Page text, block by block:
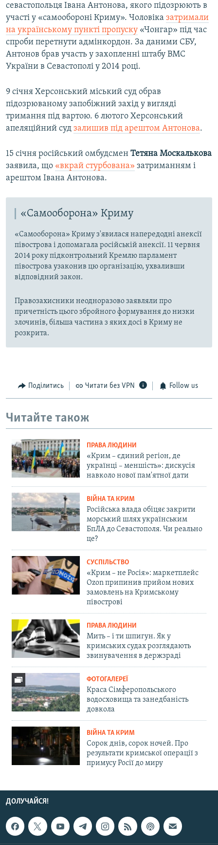
севастопольця Івана Антонова, якого підозрюють в
участі у «самообороні Криму». Чоловіка затримали
на українському пункті пропуску «Чонгар» під час
спроби перетнути адмінкордон. За даними СБУ,
Антонов брав участь у захопленні штабу ВМС
України в Севастополі у 2014 році.
9 січня Херсонський міський суд обрав
підозрюваному запобіжний захід у вигляді
тримання під вартою. 6 лютого Херсонський
апеляційний суд залишив під арештом Антонова.
15 січня російський омбудсмен Тетяна Москалькова
заявила, що «вкрай стурбована» затриманням і
арештом Івана Антонова.
«Самооборона» Криму
«Самооборона» Криму з'явилася напередодні анексії
півострова і допомагала російській анексії. 11 червня
2014 року підконтрольний Кремлю парламент
півострова узаконив цю організацію, ухваливши
відповідний закон.
Правозахисники неодноразово заявляли про
причетність цього збройного формування до низки
злочинів, більша частина з яких досі в Криму не
розкрита.
Поділитись Читати без VPN Follow us
Читайте також
ПРАВА ЛЮДИНИ
«Крим – єдиний регіон, де
українці – меншість»: дискусія
навколо нової пам'ятної дати
ВІЙНА ТА КРИМ
Російська влада обіцяє закрити
морський шлях українським
БпЛА до Севастополя. Чи реально
це?
СУСПІЛЬСТВО
«Крим – не Росія»: маркетплейс
Ozon припинив прийом нових
замовлень на Кримському
півострові
ПРАВА ЛЮДИНИ
Мить – і ти шпигун. Як у
кримських судах розглядають
звинувачення в держзраді
ФОТОГАЛЕРЕЇ
Краса Сімферопольського
водосховища та занедбаність
довкола
ВІЙНА ТА КРИМ
Сорок днів, сорок ночей. Про
результати кримської операції з
примусу Росії до миру
ДОЛУЧАЙСЯ!